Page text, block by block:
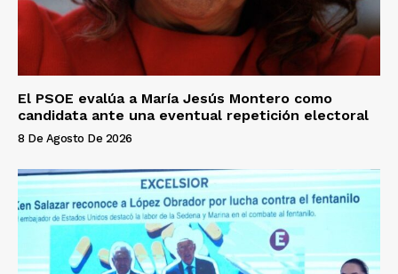
El PSOE evalúa a María Jesús Montero como
candidata ante una eventual repetición electoral
8 De Agosto De 2026